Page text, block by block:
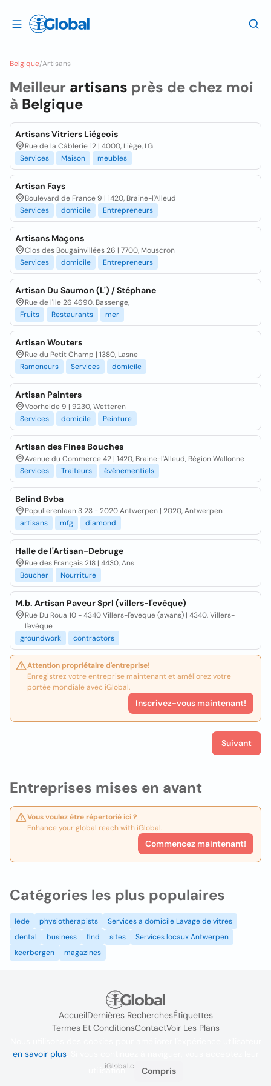
Belgique/Artisans
Entreprises mises en avant
Vous voulez être répertorié ici ?
Enhance your global reach with iGlobal.
Commencez maintenant!
Meilleur artisans près de chez moi
à Belgique
Artisans Vitriers Liégeois
Rue de la Câblerie 12 | 4000, Liège, LG
Services
Maison meubles
Artisan Fays
Boulevard de France 9 | 1420, Braine-l'Alleud
Services
domicile Entrepreneurs
Artisans Maçons
Clos des Bougainvillées 26 | 7700, Mouscron
Services
domicile Entrepreneurs
Artisan Du Saumon (L') / Stéphane
Rue de l'Ile 26 4690, Bassenge,
Fruits
Restaurants mer
Artisan Wouters
Rue du Petit Champ | 1380, Lasne
Ramoneurs
Services domicile
Artisan Painters
Voorheide 9 | 9230, Wetteren
Services
domicile Peinture
Artisan des Fines Bouches
Avenue du Commerce 42 | 1420, Braine-l'Alleud, Région Wallonne
Services
Traiteurs événementiels
Belind Bvba
Populierenlaan 3 23 - 2020 Antwerpen | 2020, Antwerpen
artisans
mfg diamond
Halle de l'Artisan-Debruge
Rue des Français 218 | 4430, Ans
Boucher
Nourriture
M.b. Artisan Paveur Sprl (villers-l'evêque)
Rue Du Roua 10 - 4340 Villers-l'evêque (awans) | 4340, Villers-
l'evêque
groundwork
contractors
Attention propriétaire d'entreprise!
Enregistrez votre entreprise maintenant et améliorez votre
portée mondiale avec iGlobal.
Inscrivez-vous maintenant!
Suivant
Catégories les plus populaires
lede physiotherapists
Services a domicile Lavage de vitres
dental
business find sites
Services locaux Antwerpen
keerbergen
magazines
AccueilDernières RecherchesÉtiquettes
Termes Et ConditionsContactVoir Les Plans
iGlobal.co @ 2024
en savoir plus. Si vous continuez à naviguer, vous acceptez leur
utilisation.
Compris